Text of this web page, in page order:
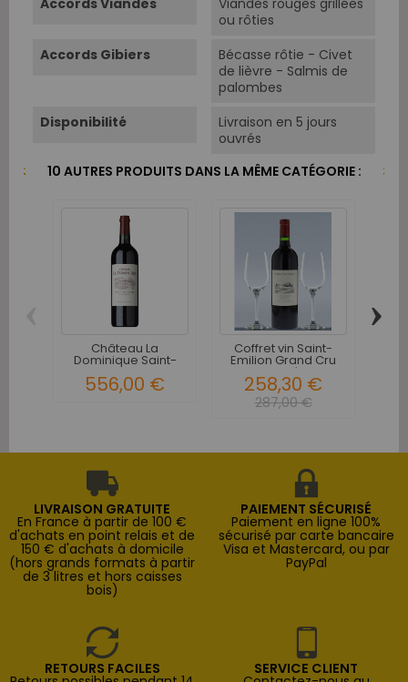
Accords Viandes
Viandes rouges grillées
ou rôties
Accords Gibiers
Bécasse rôtie - Civet
de lièvre - Salmis de
palombes
Disponibilité
Livraison en 5 jours
ouvrés
10 AUTRES PRODUITS DANS LA MÊME CATÉGORIE :
Château La
Dominique Saint-
Emilion Grand...
556,00 €
Coffret vin Saint-
Emilion Grand Cru
Classé...
258,30 €
287,00 €
›
LIVRAISON GRATUITE
En France à partir de 100 €
d'achats en point relais et de
150 € d'achats à domicile
(hors grands formats à partir
de 3 litres et hors caisses
bois)
PAIEMENT SÉCURISÉ
Paiement en ligne 100%
sécurisé par carte bancaire
Visa et Mastercard, ou par
PayPal
RETOURS FACILES SERVICE CLIENT